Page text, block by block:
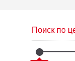
Поиск по